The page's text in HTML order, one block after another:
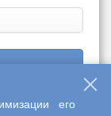
его